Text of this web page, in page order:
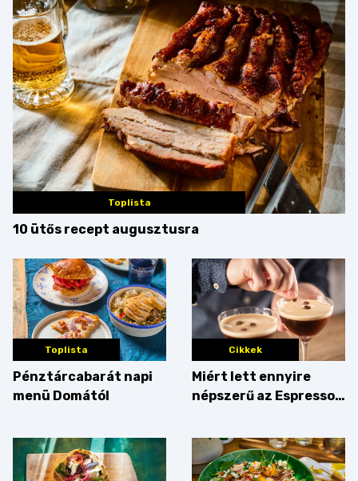
Toplista
10 ütős recept augusztusra
Toplista
Pénztárcabarát napi
menü Domától
Cikkek
Miért lett ennyire
népszerű az Espresso
érdemes enni mellé?